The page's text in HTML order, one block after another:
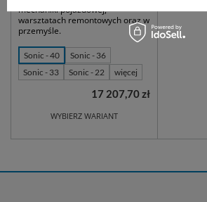
mechaniki pojazdowej,
warsztatach remontowych oraz w
przemyśle.
Sonic - 40
Sonic - 36
Sonic - 33
Sonic - 22 więcej
WYBIERZ WARIANT
17 207,70 zł